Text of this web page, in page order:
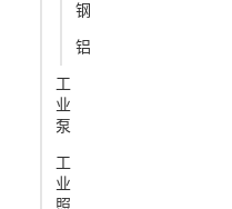
钢
铝
工
业
泵
工
业
照